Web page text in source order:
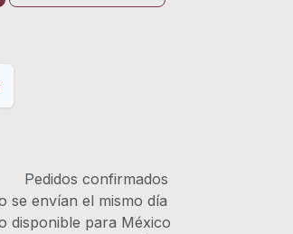
confirmados
se envían el mismo día
disponible para México